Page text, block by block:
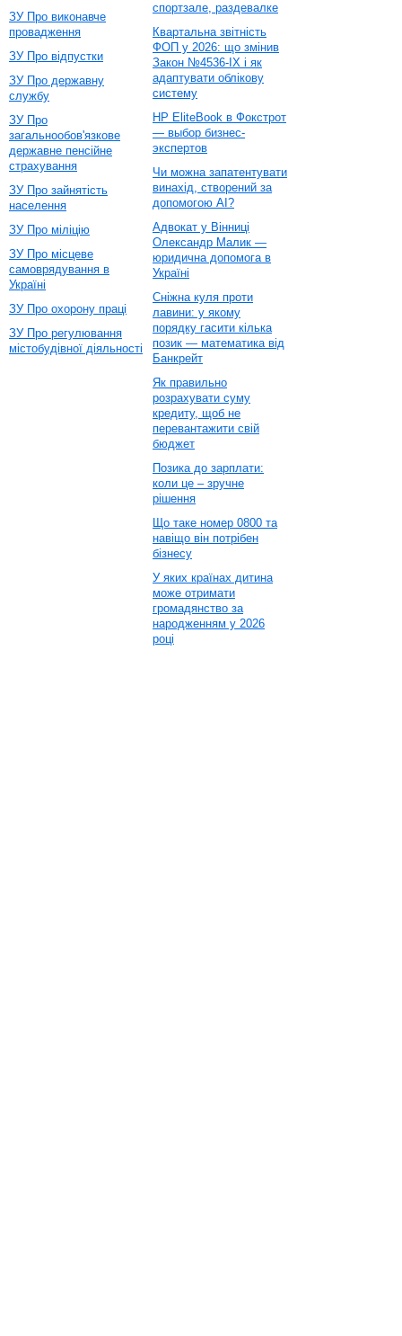
ЗУ Про виконавче
провадження
ЗУ Про відпустки
ЗУ Про державну
службу
ЗУ Про
загальнообов'язкове
державне пенсійне
страхування
ЗУ Про зайнятість
населення
ЗУ Про міліцію
ЗУ Про місцеве
самоврядування в
Україні
ЗУ Про охорону праці
ЗУ Про регулювання
містобудівної діяльності
спортзале, раздевалке
Квартальна звітність
ФОП у 2026: що змінив
Закон №4536-IX і як
адаптувати облікову
систему
HP EliteBook в Фокстрот
— выбор бизнес-
экспертов
Чи можна запатентувати
винахід, створений за
допомогою AI?
Адвокат у Вінниці
Олександр Малик —
юридична допомога в
Україні
Сніжна куля проти
лавини: у якому
порядку гасити кілька
позик — математика від
Банкрейт
Як правильно
розрахувати суму
кредиту, щоб не
перевантажити свій
бюджет
Позика до зарплати:
коли це – зручне
рішення
Що таке номер 0800 та
навіщо він потрібен
бізнесу
У яких країнах дитина
може отримати
громадянство за
народженням у 2026
році